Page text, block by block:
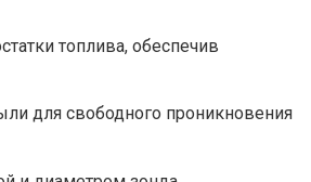
топлива, обеспечив
для свободного проникновения